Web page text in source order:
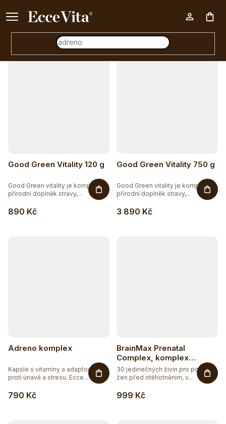
Ke každému nákupu nad 500 Kč dárek zdarma 📦
z
n
u
t
ů
V
r
d
u
Good Green Vitality 120 g
890 Kč
Good Green vitality je komplexní
přírodní doplněk stravy,...
Good Green Vitality 750 g
3 890 Kč
Good Green vitality je komplexní
přírodní doplněk stravy,...
Adreno komplex
790 Kč
Kapsle s vitamíny a adaptogeny
proti únavě a stresu. Ecce...
BrainMax Prenatal
Complex, komplex
vitamínů pro těhotné ženy
999 Kč
30 jedinečných živin pro potřeby
žen před otěhotněním, v...